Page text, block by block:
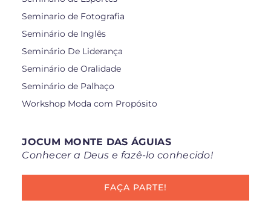
Seminario de Fotografia
Seminário de Inglês
Seminário De Liderança
Seminário de Oralidade
Seminário de Palhaço
Workshop Moda com Propósito
JOCUM MONTE DAS ÁGUIAS
Conhecer a Deus e fazê-lo conhecido!
FAÇA PARTE!